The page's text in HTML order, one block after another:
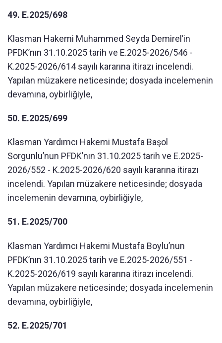
49. E.2025/698
Klasman Hakemi Muhammed Seyda Demirel’in
PFDK’nın 31.10.2025 tarih ve E.2025-2026/546 -
K.2025-2026/614 sayılı kararına itirazı incelendi.
Yapılan müzakere neticesinde; dosyada incelemenin
devamına, oybirliğiyle,
50. E.2025/699
Klasman Yardımcı Hakemi Mustafa Başol
Sorgunlu’nun PFDK’nın 31.10.2025 tarih ve E.2025-
2026/552 - K.2025-2026/620 sayılı kararına itirazı
incelendi. Yapılan müzakere neticesinde; dosyada
incelemenin devamına, oybirliğiyle,
51. E.2025/700
Klasman Yardımcı Hakemi Mustafa Boylu’nun
PFDK’nın 31.10.2025 tarih ve E.2025-2026/551 -
K.2025-2026/619 sayılı kararına itirazı incelendi.
Yapılan müzakere neticesinde; dosyada incelemenin
devamına, oybirliğiyle,
52. E.2025/701